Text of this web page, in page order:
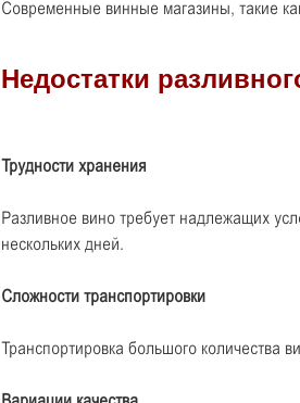
Современные винные магазины, такие
Трудности хранения
Разливное вино требует надлежащих
нескольких дней.
Сложности транспортировки
Транспортировка большого количества